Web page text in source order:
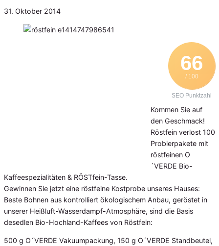
Veröffentlicht
31. Oktober 2014
66
/ 100
SEO Punktzahl
Kommen Sie auf
den Geschmack!
Röstfein verlost 100
Probierpakete mit
röstfeinen O
´VERDE Bio-
Kaffeespezialitäten & RÖSTfein-Tasse.
Gewinnen Sie jetzt eine röstfeine Kostprobe unseres Hauses:
Beste Bohnen aus kontrolliert ökologischem Anbau, geröstet in
unserer Heißluft-Wasserdampf-Atmosphäre, sind die Basis
desedlen Bio-Hochland-Kaffees von Röstfein:
500 g O´VERDE Vakuumpackung, 150 g O´VERDE Standbeutel,